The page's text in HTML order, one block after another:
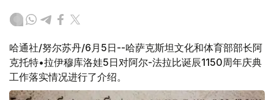
哈通社/努尔苏丹/6月5日--哈萨克斯坦文化和体育部部长阿
克托特•拉伊穆库洛娃5日对阿尔-法拉比诞辰1150周年庆典
工作落实情况进行了介绍。